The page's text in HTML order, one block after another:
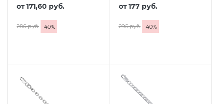
от171,60 руб.
286 руб. -40%
от177 руб.
295 руб. -40%